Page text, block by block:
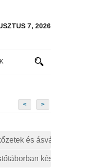
7, 2026
< >
és ásványok izgalmas
készült művekből